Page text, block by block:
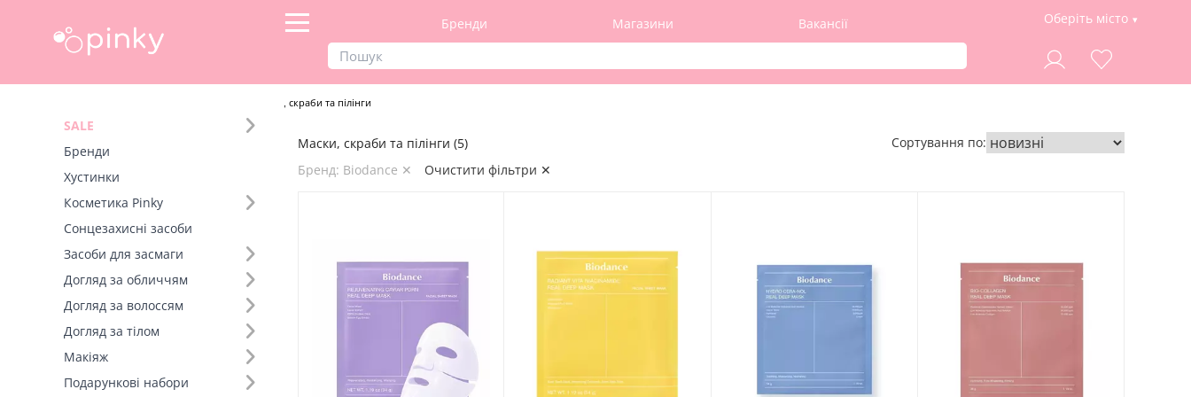
Бренди Магазини Вакансії Оберіть місто
SALE
Бренди
Хустинки
Косметика Pinky
Сонцезахисні засоби
Засоби для засмаги
Догляд за обличчям
Догляд за волоссям
Догляд за тілом
Макіяж
Подарункові набори
Маски, скраби та пілінги
Фільтр
Розмір (1)
Маски, скраби та пілінги (5)
Бренд: Biodance ✕
Очистити фільтри ✕
Сортування по: